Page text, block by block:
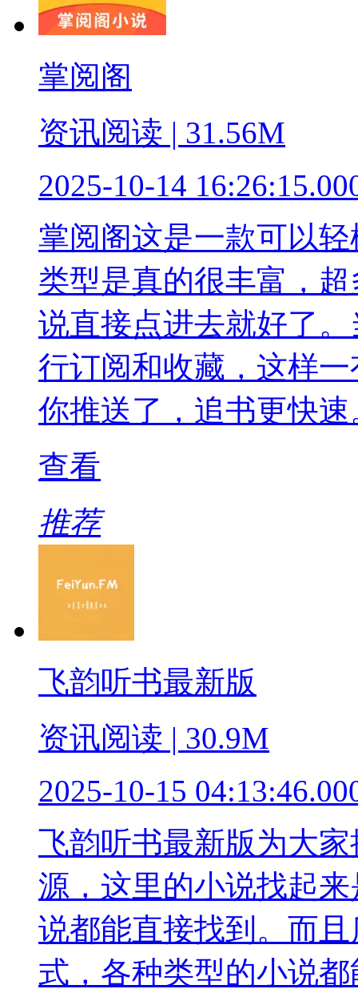
掌阅阁
资讯阅读 | 31.56M
2025-10-14
掌阅阁这是一款可以
类型是真的很丰富，
说直接点进去就好了
行订阅和收藏，这样
你推送了，追书更快速
查看
推荐
飞韵听书最新版
资讯阅读 | 30.9M
2025-10-15
飞韵听书最新版为大
源，这里的小说找起
说都能直接找到。而
式，各种类型的小说